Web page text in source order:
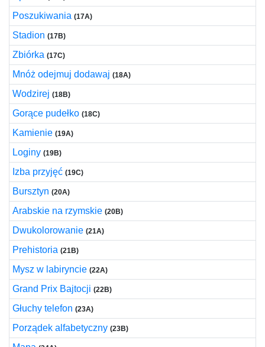
Poszukiwania (17A)
Stadion (17B)
Zbiórka (17C)
Mnóż odejmuj dodawaj (18A)
Wodzirej (18B)
Gorące pudełko (18C)
Kamienie (19A)
Loginy (19B)
Izba przyjęć (19C)
Bursztyn (20A)
Arabskie na rzymskie (20B)
Dwukolorowanie (21A)
Prehistoria (21B)
Mysz w labiryncie (22A)
Grand Prix Bajtocji (22B)
Głuchy telefon (23A)
Porządek alfabetyczny (23B)